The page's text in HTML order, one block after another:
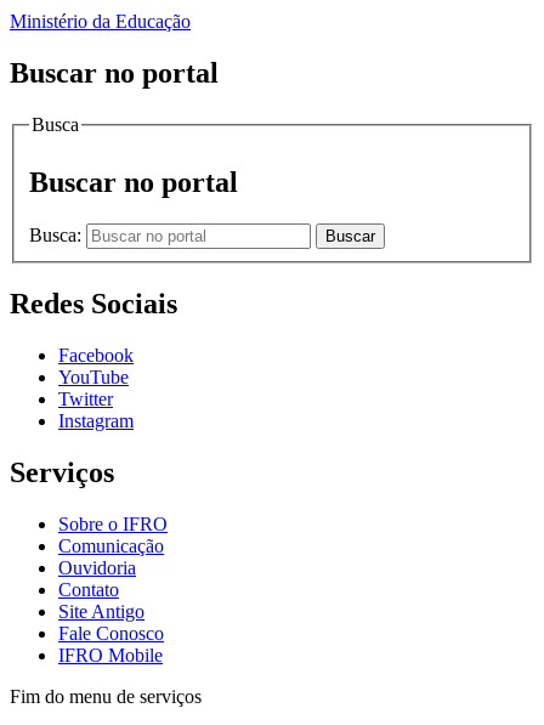
Ministério da Educação
Buscar no portal
Busca
Buscar no portal
Busca: Buscar
Redes Sociais
Facebook
YouTube
Twitter
Instagram
Serviços
Sobre o IFRO
Comunicação
Ouvidoria
Contato
Site Antigo
Fale Conosco
IFRO Mobile
Fim do menu de serviços